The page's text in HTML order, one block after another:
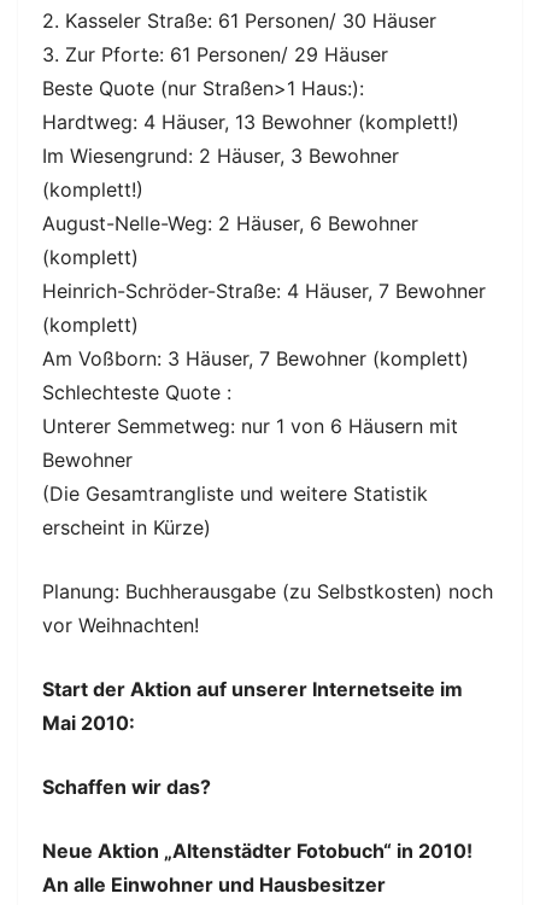
2. Kasseler Straße: 61 Personen/ 30 Häuser
3. Zur Pforte: 61 Personen/ 29 Häuser
Beste Quote (nur Straßen>1 Haus:):
Hardtweg: 4 Häuser, 13 Bewohner (komplett!)
Im Wiesengrund: 2 Häuser, 3 Bewohner
(komplett!)
August-Nelle-Weg: 2 Häuser, 6 Bewohner
(komplett)
Heinrich-Schröder-Straße: 4 Häuser, 7 Bewohner
(komplett)
Am Voßborn: 3 Häuser, 7 Bewohner (komplett)
Schlechteste Quote :
Unterer Semmetweg: nur 1 von 6 Häusern mit
Bewohner
(Die Gesamtrangliste und weitere Statistik
erscheint in Kürze)
Planung: Buchherausgabe (zu Selbstkosten) noch
vor Weihnachten!
Start der Aktion auf unserer Internetseite im
Mai 2010:
Schaffen wir das?
Neue Aktion „Altenstädter Fotobuch“ in 2010!
An alle Einwohner und Hausbesitzer